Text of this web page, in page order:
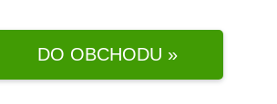
DO OBCHODU »